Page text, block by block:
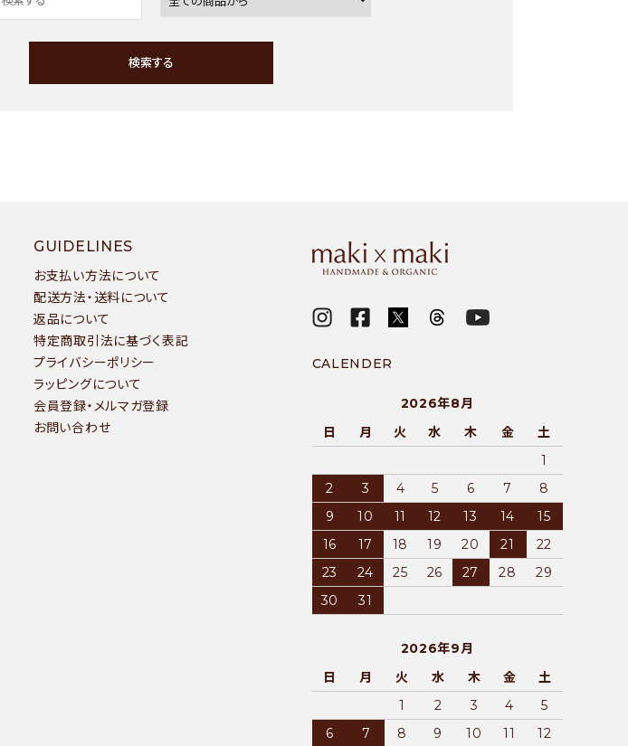
検索する
GUIDELINES
お支払い方法について
配送方法・送料について
返品について
特定商取引法に基づく表記
プライバシーポリシー
ラッピングについて
会員登録・メルマガ登録
お問い合わせ
CALENDER
2026年8月
日
月 火 水 木 金
土
1
2
3 4 5 6 7
8
9
10 11 12 13 14
15
16
17 18 19 20 21
22
23
24 25 26 27 28
29
30
31
2026年9月
日
月 火 水 木 金
土
1
2 3 4
5
6
7 8 9 10 11 12